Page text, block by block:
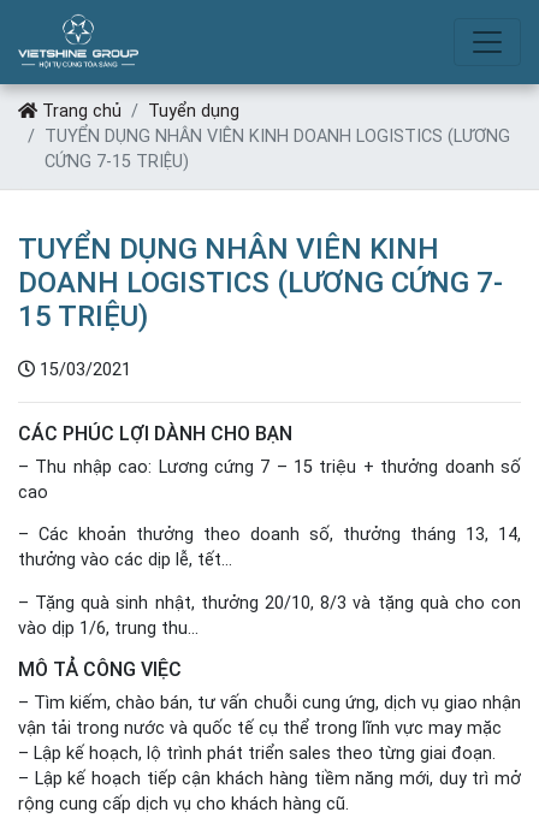
TUYỂN DỤNG
Trang chủ
Tuyển dụng
TUYỂN DỤNG NHÂN VIÊN KINH DOANH LOGISTICS (LƯƠNG
CỨNG 7-15 TRIỆU)
TUYỂN DỤNG NHÂN VIÊN KINH
DOANH LOGISTICS (LƯƠNG CỨNG 7-
15 TRIỆU)
15/03/2021
CÁC PHÚC LỢI DÀNH CHO BẠN
– Thu nhập cao: Lương cứng 7 – 15 triệu + thưởng doanh số
cao
– Các khoản thưởng theo doanh số, thưởng tháng 13, 14,
thưởng vào các dịp lễ, tết…
– Tặng quà sinh nhật, thưởng 20/10, 8/3 và tặng quà cho con
vào dịp 1/6, trung thu…
MÔ TẢ CÔNG VIỆC
– Tìm kiếm, chào bán, tư vấn chuỗi cung ứng, dịch vụ giao nhận
vận tải trong nước và quốc tế cụ thể trong lĩnh vực may mặc
– Lập kế hoạch, lộ trình phát triển sales theo từng giai đoạn.
– Lập kế hoạch tiếp cận khách hàng tiềm năng mới, duy trì mở
rộng cung cấp dịch vụ cho khách hàng cũ.